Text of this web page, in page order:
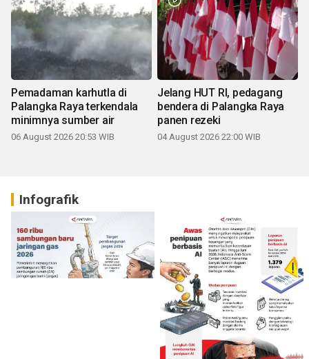
Pemadaman karhutla di
Palangka Raya terkendala
minimnya sumber air
06 August 2026 20:53 WIB
Jelang HUT RI, pedagang
bendera di Palangka Raya
panen rezeki
04 August 2026 22:00 WIB
Infografik